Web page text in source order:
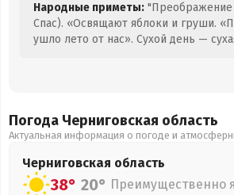
Народные приметы:
Спас). «Освящают яблоки и груши.
ушло лето от нас». Сухой день —
Погода Черниговская область
Актуальная информация о погоде и
Черниговская область
38° 20° Преимущественно